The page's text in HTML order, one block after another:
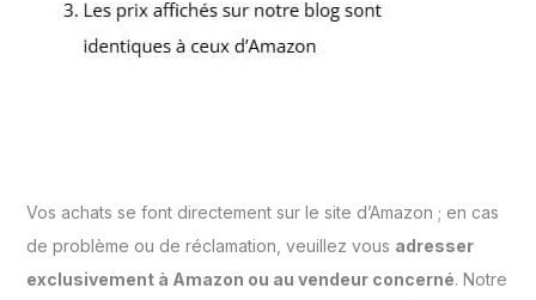
Vos achats se font directement sur le site d’Amazon ; en cas
de problème ou de réclamation, veuillez vous adresser
exclusivement à Amazon ou au vendeur concerné. Notre